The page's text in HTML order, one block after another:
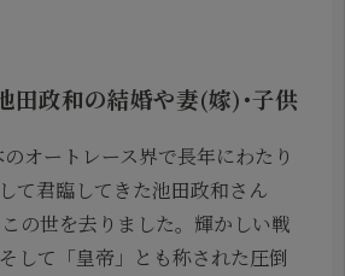
田政和の結婚や妻(嫁)･子供
オートレース界で長年にわたり
て君臨してきた池田政和さん
の世を去りました。輝かしい戦
して「皇帝」とも称された圧倒